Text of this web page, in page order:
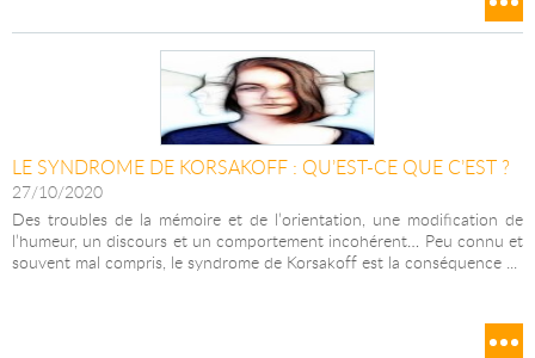
LE SYNDROME DE KORSAKOFF : QU’EST-CE QUE C’EST ?
27/10/2020
Des troubles de la mémoire et de l’orientation, une modification de
l’humeur, un discours et un comportement incohérent… Peu connu et
souvent mal compris, le syndrome de Korsakoff est la conséquence ...